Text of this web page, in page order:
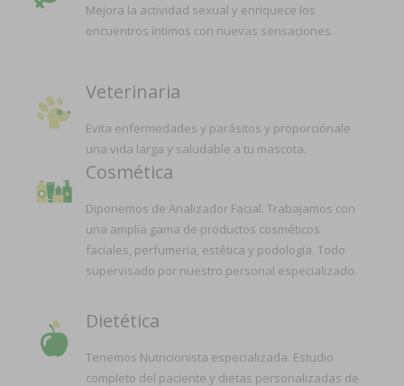
Mejora la actividad sexual y enriquece los
encuentros íntimos con nuevas sensaciones.
Veterinaria
Evita enfermedades y parásitos y proporciónale
una vida larga y saludable a tu mascota.
Cosmética
Diponemos de Analizador Facial. Trabajamos con
una amplia gama de productos cosméticos
faciales, perfumería, estética y podología. Todo
supervisado por nuestro personal especializado.
Dietética
Tenemos Nutricionista especializada. Estudio
completo del paciente y dietas personalizadas de